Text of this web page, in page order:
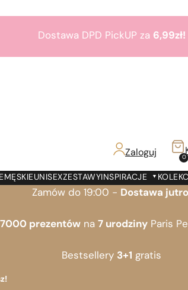
Dostawa DPD PickUP za 6,99zł!
6,99zł!
Zamów do 19:00 - Dostawa
7000 prezentówna 7 urodzinyParis
Bestsellery 3+1 gratis
Zaloguj 0
MĘSKIE UNISEXZESTAWYINSPIRACJE